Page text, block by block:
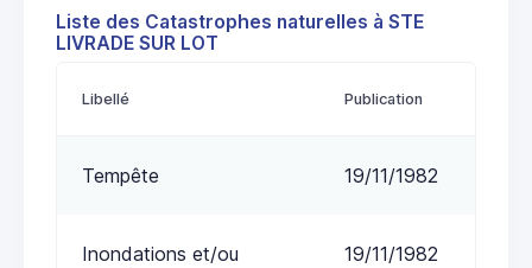
Liste des Catastrophes naturelles à STE
LIVRADE SUR LOT
Libellé Publication
Tempête 19/11/1982
Inondations et/ou
19/11/1982